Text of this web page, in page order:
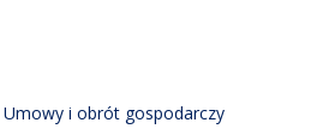
Umowy i obrót gospodarczy